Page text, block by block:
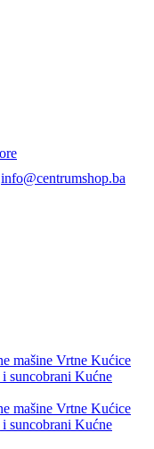
info@centrumshop.ba
mašine Vrtne Kućice
suncobrani Kućne
mašine Vrtne Kućice
suncobrani Kućne